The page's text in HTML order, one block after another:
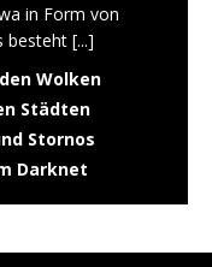
in Form von
besteht [...]
Wolken
Städten
Stornos
Darknet